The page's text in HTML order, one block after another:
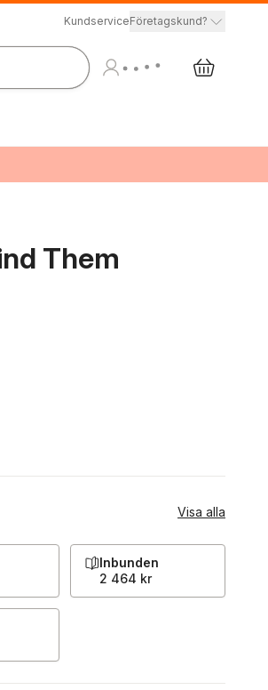
KundserviceFöretagskund?
Them
Visa alla
Inbunden
2 464 kr